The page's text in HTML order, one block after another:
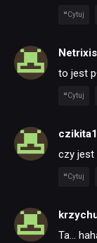
Cytuj
Netrixis
to jest
Cytuj
czy jest
Cytuj
Ta…